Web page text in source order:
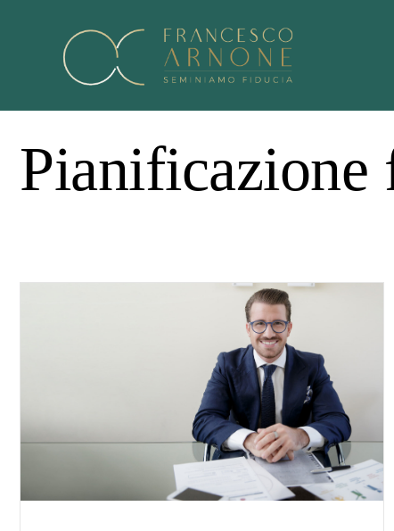
Pianificazione